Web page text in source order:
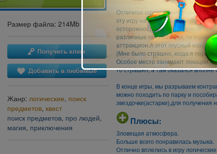
Размер файла: 214Mb
Жанр: логические, поиск
предметов, квест
поиск предметов, про людей,
магия, приключения
Отличное оформление парка,
эту игру на самом деле
осторожностью. То ты в поиске
различные головоломки, то
аттракцион.А этот гнусный
(Мне было страшно, когда я
Особое место занимают локации.
то страшил, а там оказался
В конце игры, мы разрываем
можно походить по парку и
звездочки(астарки),для получения
Плюсы:
Зловещая атмосфера.
Больше всего понравилась музыка.
Отлично вплелись в игру